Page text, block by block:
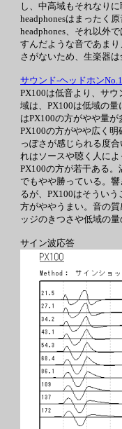
し、中高域もそれなり
headphonesはまったく
headphones、それ以外
すんだような音であま
さがないため、生楽器
サウンド-ヘッドホンNo.1
PX100は低音より、サ
域は、PX100は低域の
はPX100の方がやや量
PX100の方がやや広く
っぽさが感じられる度
れはソースや聴く人に
PX100の方が若干ある
でもやや勝っている。
るが、PX100はそうい
方がややうまい。音の
ッジのきつさや低域の
サイン波応答